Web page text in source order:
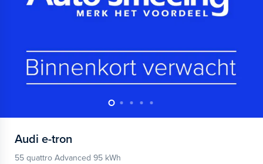
Audi e-tron
55 quattro Advanced 95 kWh